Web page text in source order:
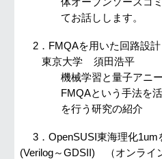
てお話しします。
2． FMQAを用いた回路設計
東京大学 須田浩平
機械学習と量子アニ
FMQAという手法を
を行う研究の紹介
3．OpenSUSI東海理化1um
(Verilog～GDSII)
（オンライ